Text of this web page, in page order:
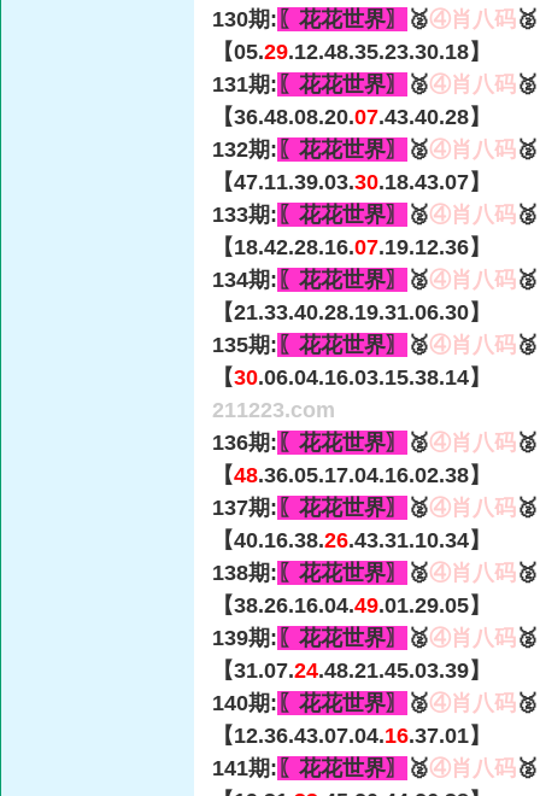
130期: 〖花花世界〗 🥈④肖八码
【05.29.12.48.35.23.30.18】
131期: 〖花花世界〗 🥈④肖八码
【36.48.08.20.07.43.40.28】
132期: 〖花花世界〗 🥈④肖八码
【47.11.39.03.30.18.43.07】
133期: 〖花花世界〗 🥈④肖八码
【18.42.28.16.07.19.12.36】
134期: 〖花花世界〗 🥈④肖八码
【21.33.40.28.19.31.06.30】
135期: 〖花花世界〗 🥈④肖八码
【30.06.04.16.03.15.38.14】
211223.com
136期: 〖花花世界〗 🥈④肖八码
【48.36.05.17.04.16.02.38】
137期: 〖花花世界〗 🥈④肖八码
【40.16.38.26.43.31.10.34】
138期: 〖花花世界〗 🥈④肖八码
【38.26.16.04.49.01.29.05】
139期: 〖花花世界〗 🥈④肖八码
【31.07.24.48.21.45.03.39】
140期: 〖花花世界〗 🥈④肖八码
【12.36.43.07.04.16.37.01】
141期: 〖花花世界〗 🥈④肖八码